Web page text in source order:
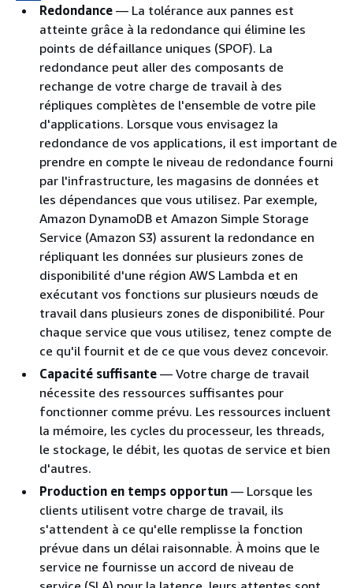
Redondance — La tolérance aux pannes est
atteinte grâce à la redondance qui élimine les
points de défaillance uniques (SPOF). La
redondance peut aller des composants de
rechange de votre charge de travail à des
répliques complètes de l'ensemble de votre pile
d'applications. Lorsque vous envisagez la
redondance de vos applications, il est important de
prendre en compte le niveau de redondance fourni
par l'infrastructure, les magasins de données et
les dépendances que vous utilisez. Par exemple,
Amazon DynamoDB et Amazon Simple Storage
Service (Amazon S3) assurent la redondance en
répliquant les données sur plusieurs zones de
disponibilité d'une région AWS Lambda et en
exécutant vos fonctions sur plusieurs nœuds de
travail dans plusieurs zones de disponibilité. Pour
chaque service que vous utilisez, tenez compte de
ce qu'il fournit et de ce que vous devez concevoir.
Capacité suffisante — Votre charge de travail
nécessite des ressources suffisantes pour
fonctionner comme prévu. Les ressources incluent
la mémoire, les cycles du processeur, les threads,
le stockage, le débit, les quotas de service et bien
d'autres.
Production en temps opportun — Lorsque les
clients utilisent votre charge de travail, ils
s'attendent à ce qu'elle remplisse la fonction
prévue dans un délai raisonnable. À moins que le
service ne fournisse un accord de niveau de